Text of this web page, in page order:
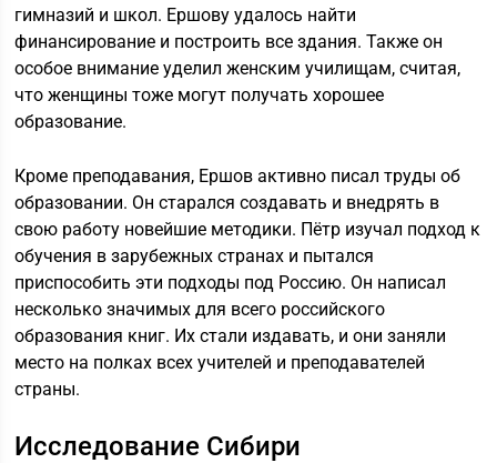
гимназий и школ. Ершову удалось найти
финансирование и построить все здания. Также он
особое внимание уделил женским училищам, считая,
что женщины тоже могут получать хорошее
образование.
Кроме преподавания, Ершов активно писал труды об
образовании. Он старался создавать и внедрять в
свою работу новейшие методики. Пётр изучал подход к
обучения в зарубежных странах и пытался
приспособить эти подходы под Россию. Он написал
несколько значимых для всего российского
образования книг. Их стали издавать, и они заняли
место на полках всех учителей и преподавателей
страны.
Исследование Сибири